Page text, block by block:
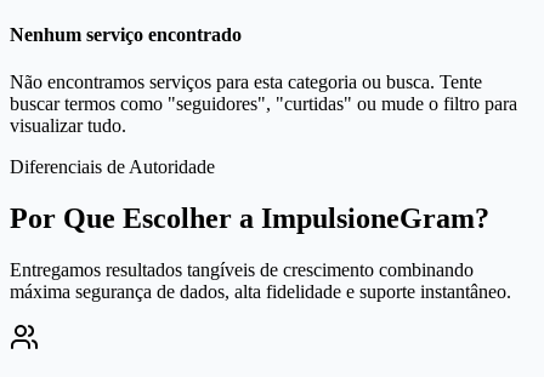
Nenhum serviço encontrado
Não encontramos serviços para esta categoria ou busca. Tente
buscar termos como "seguidores", "curtidas" ou mude o filtro para
visualizar tudo.
Diferenciais de Autoridade
Por Que Escolher a ImpulsioneGram?
Entregamos resultados tangíveis de crescimento combinando
máxima segurança de dados, alta fidelidade e suporte instantâneo.